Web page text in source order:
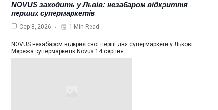
NOVUS заходить у Львів: незабаром відкриття
перших супермаркетів
Сер 8, 2026 1 Min Read
NOVUS незабаром відкриє свої перші два супермаркети у Львові
Мережа супермаркетів Novus 14 серпня…